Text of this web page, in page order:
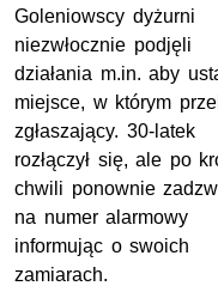
Goleniowscy dyżurni
niezwłocznie podjęli
działania m.in. aby
miejsce, w którym
zgłaszający. 30-latek
rozłączył się, ale po
chwili ponownie
na numer alarmowy
informując o swoich
zamiarach.